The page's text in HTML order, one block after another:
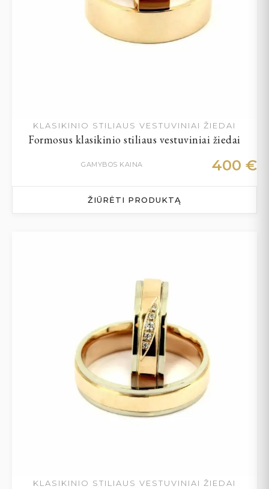
KLASIKINIO STILIAUS VESTUVINIAI ŽIEDAI
Formosus klasikinio stiliaus vestuviniai žiedai
GAMYBOS KAINA 400 €
ŽIŪRĖTI PRODUKTĄ
KLASIKINIO STILIAUS VESTUVINIAI ŽIEDAI